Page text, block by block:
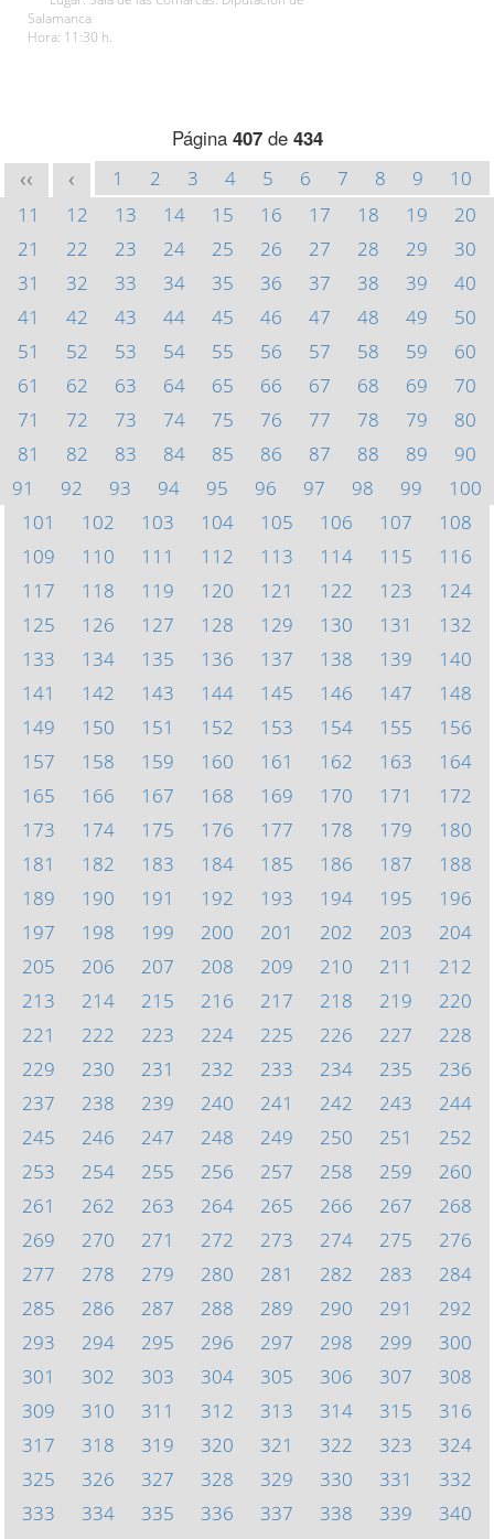
Salamanca
Hora: 11:30 h.
Página 407de 434
<< < 1 2 3 4 5 6 7 8 9
10
11
12 13 14 15 16 17 18 19
20
21
22 23 24 25 26 27 28 29
30
31
32 33 34 35 36 37 38 39
40
41
42 43 44 45 46 47 48 49
50
51
52 53 54 55 56 57 58 59
60
61
62 63 64 65 66 67 68 69
70
71
72 73 74 75 76 77 78 79
80
81
82 83 84 85 86 87 88 89
90
91
92 93 94 95 96 97 98 99
100
101
102 103 104 105 106 107
108
109
110 111 112 113 114 115
116
117
118 119 120 121 122 123
124
125
126 127 128 129 130 131
132
133
134 135 136 137 138 139
140
141
142 143 144 145 146 147
148
149
150 151 152 153 154 155
156
157
158 159 160 161 162 163
164
165
166 167 168 169 170 171
172
173
174 175 176 177 178 179
180
181
182 183 184 185 186 187
188
189
190 191 192 193 194 195
196
197
198 199 200 201 202 203
204
205
206 207 208 209 210 211
212
213
214 215 216 217 218 219
220
221
222 223 224 225 226 227
228
229
230 231 232 233 234 235
236
237
238 239 240 241 242 243
244
245
246 247 248 249 250 251
252
253
254 255 256 257 258 259
260
261
262 263 264 265 266 267
268
269
270 271 272 273 274 275
276
277
278 279 280 281 282 283
284
285
286 287 288 289 290 291
292
293
294 295 296 297 298 299
300
301
302 303 304 305 306 307
308
309
310 311 312 313 314 315
316
317
318 319 320 321 322 323
324
325
326 327 328 329 330 331
332
333
334 335 336 337 338 339
340